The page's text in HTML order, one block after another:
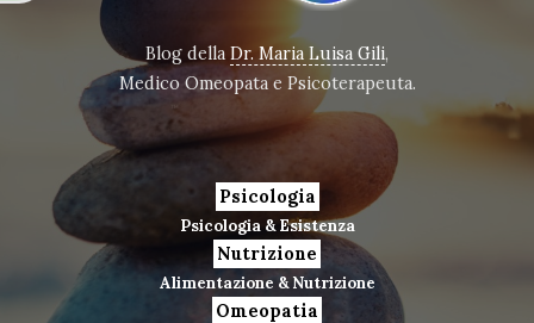
Blog della Dr. Maria Luisa Gili,
Medico Omeopata e Psicoterapeuta.
Psicologia
Psicologia & Esistenza
Nutrizione
Alimentazione & Nutrizione
Omeopatia